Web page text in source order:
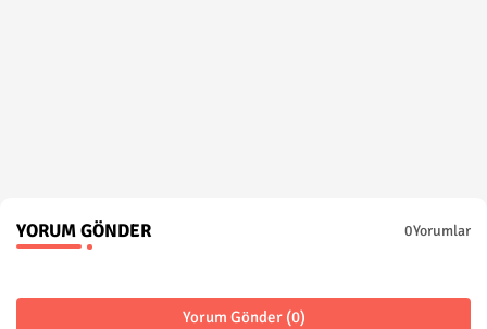
YORUM GÖNDER 0Yorumlar
Yorum Gönder (0)